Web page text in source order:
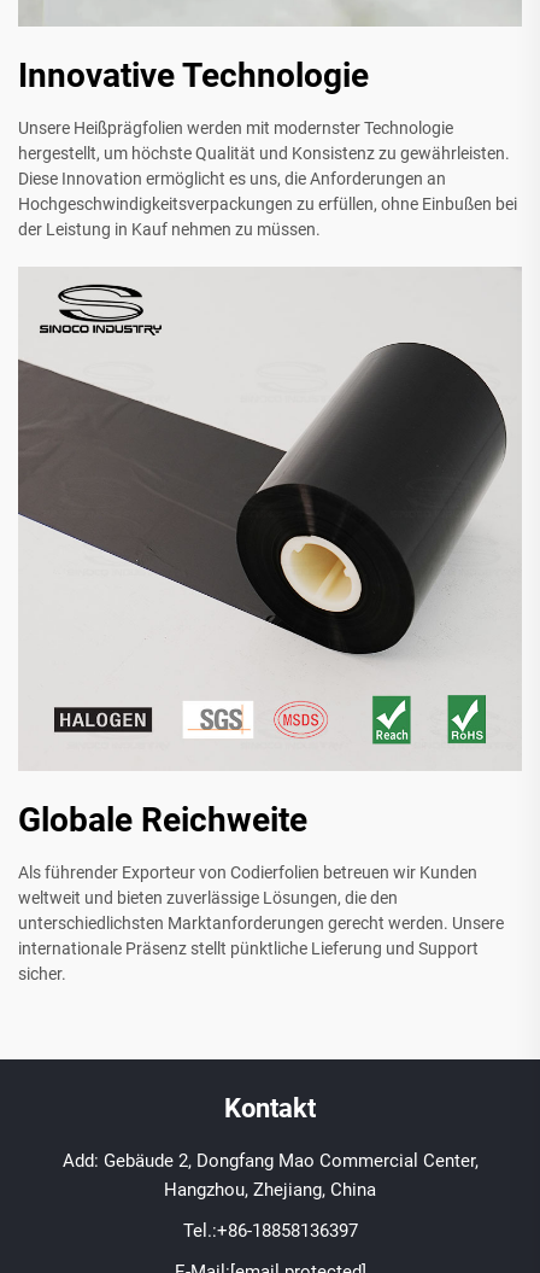
Innovative Technologie
Unsere Heißprägfolien werden mit modernster Technologie
hergestellt, um höchste Qualität und Konsistenz zu gewährleisten.
Diese Innovation ermöglicht es uns, die Anforderungen an
Hochgeschwindigkeitsverpackungen zu erfüllen, ohne Einbußen bei
der Leistung in Kauf nehmen zu müssen.
Globale Reichweite
Als führender Exporteur von Codierfolien betreuen wir Kunden
weltweit und bieten zuverlässige Lösungen, die den
unterschiedlichsten Marktanforderungen gerecht werden. Unsere
internationale Präsenz stellt pünktliche Lieferung und Support
sicher.
Kontakt
Add: Gebäude 2, Dongfang Mao Commercial Center,
Hangzhou, Zhejiang, China
Tel.:+86-18858136397